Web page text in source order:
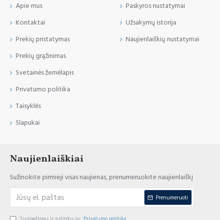
Apie mus
Kontaktai
Prekių pristatymas
Prekių grąžinimas
Svetainės žemėlapis
Privatumo politika
Taisyklės
Slapukai
Paskyros nustatymai
Užsakymų istorija
Naujienlaiškių nustatymai
Naujienlaiškiai
Sužinokite pirmieji visas naujienas, prenumeruokite naujienlaiškį
Prenumeruoti